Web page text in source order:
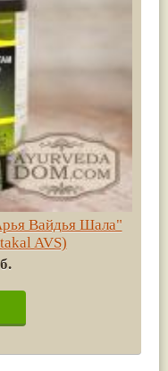
Вайдья Шала"
AVS)